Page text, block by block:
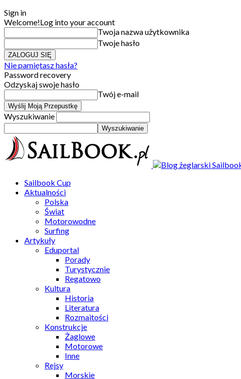
Sign in
Welcome!Log into your account
Twoja nazwa użytkownika
Twoje hasło
Nie pamiętasz hasła?
Password recovery
Odzyskaj swoje hasło
Twój e-mail
Wyszukiwanie
Sailbook Cup
Aktualności
Polska
Świat
Motorowodne
Surfing
Artykuły
Eduportal
Porady
Turystycznie
Regatowo
Kultura
Historia
Literatura
Rozmaitości
Konstrukcje
Żaglowe
Motorowe
Inne
Rejsy
Morskie